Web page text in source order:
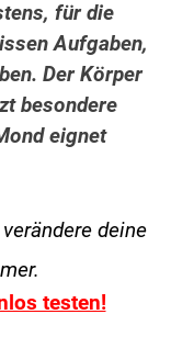
für die
Aufgaben,
Der Körper
besondere
eignet
deine
testen!